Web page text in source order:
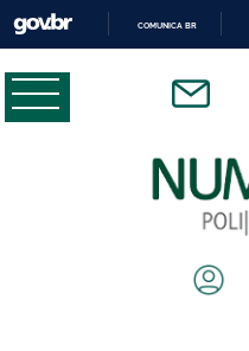
COMUNICA BR